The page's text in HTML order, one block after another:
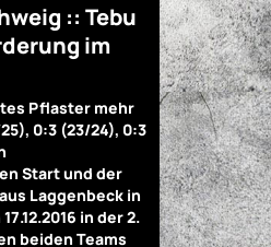
:: Tebu
im
Pflaster mehr
0:3 (23/24), 0:3
Start und der
Laggenbeck in
in der 2.
beiden Teams